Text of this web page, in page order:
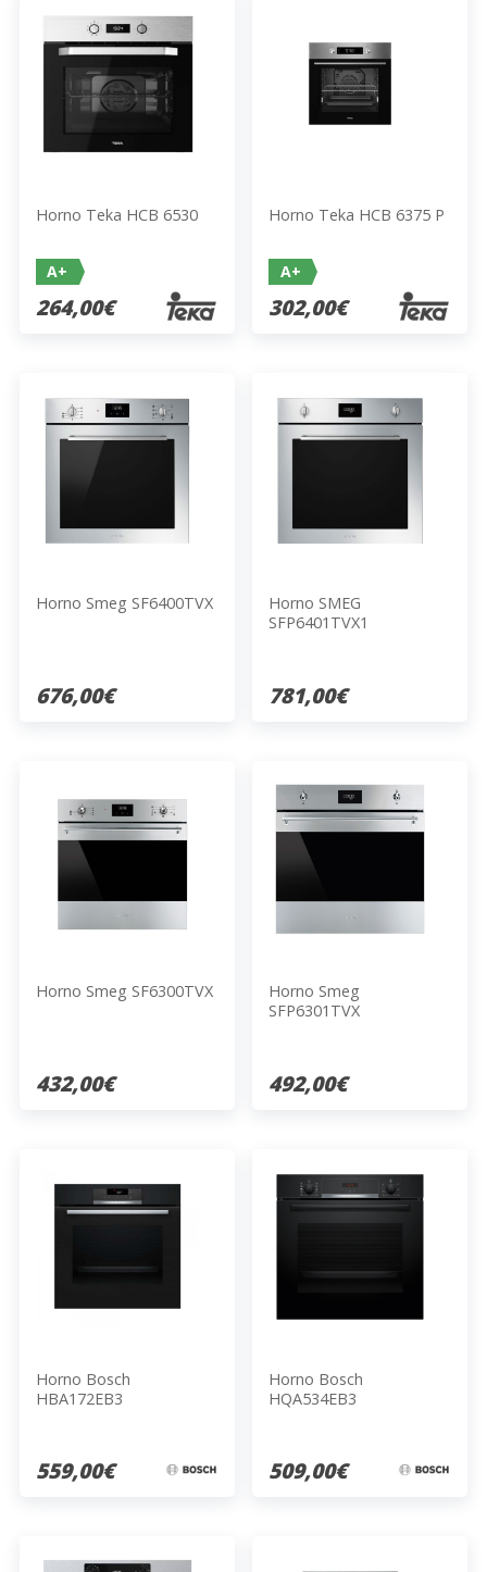
Horno Teka HCB 6530
A+
264,00€
Horno Teka HCB 6375 P
A+
302,00€
Horno Smeg SF6400TVX
676,00€
Horno SMEG
SFP6401TVX1
781,00€
Horno Smeg SF6300TVX
432,00€
Horno Smeg
SFP6301TVX
492,00€
Horno Bosch
HBA172EB3
559,00€
Horno Bosch
HQA534EB3
509,00€